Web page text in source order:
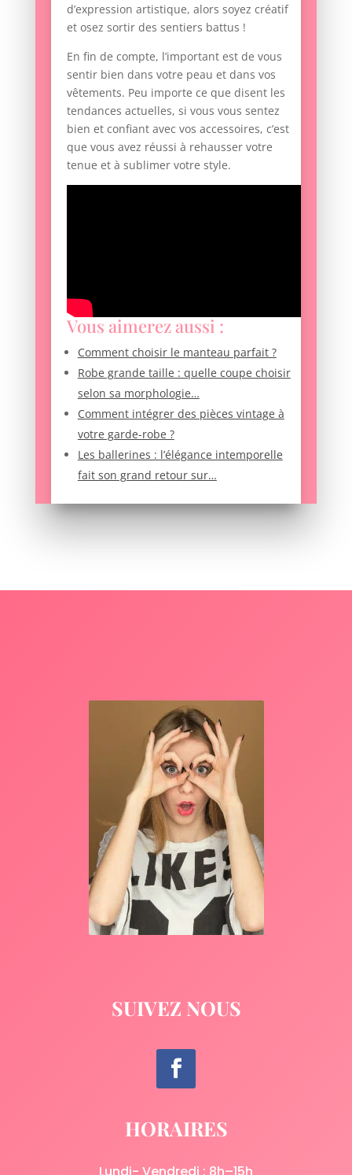
d’expression artistique, alors soyez créatif
et osez sortir des sentiers battus !
En fin de compte, l’important est de vous
sentir bien dans votre peau et dans vos
vêtements. Peu importe ce que disent les
tendances actuelles, si vous vous sentez
bien et confiant avec vos accessoires, c’est
que vous avez réussi à rehausser votre
tenue et à sublimer votre style.
Vous aimerez aussi :
Comment choisir le manteau parfait ?
Robe grande taille : quelle coupe choisir
selon sa morphologie…
Comment intégrer des pièces vintage à
votre garde-robe ?
Les ballerines : l’élégance intemporelle
fait son grand retour sur…
SUIVEZ NOUS
HORAIRES
Lundi- Vendredi : 8h–15h